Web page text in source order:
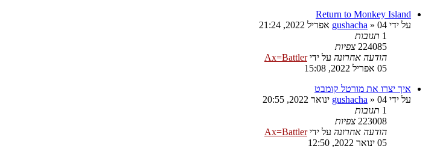
Return to Monkey Island
על ידי
gushacha » 04 אפריל 2022, 21:24
1 תגובות
224085 צפיות
הודעה אחרונה על ידיAx=Battler
05 אפריל 2022, 15:08
איך יצרו את מורטל קומבט
על ידי
gushacha » 04 ינואר 2022, 20:55
1 תגובות
223008 צפיות
הודעה אחרונה על ידיAx=Battler
05 ינואר 2022, 12:50